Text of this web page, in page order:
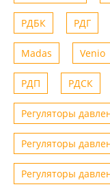
РДБК РДГ
Madas Venio
РДП РДСК
Регуляторы
Регуляторы
Регуляторы